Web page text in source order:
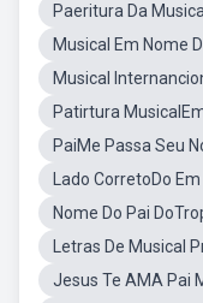
Paeritura Da
Musical Em Nome
Musical
Patirtura
PaiMe Passa Seu
Lado CorretoDo
Nome Do Pai
Letras De Musical
Jesus Te AMA Pai